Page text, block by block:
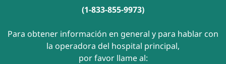
(1-833-855-9973)
Para obtener información en general y para hablar con
la operadora del hospital principal,
por favor llame al: